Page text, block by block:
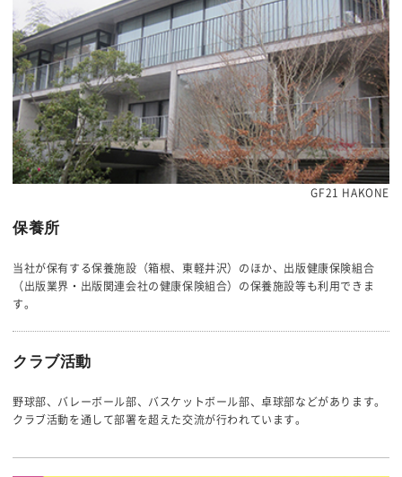
GF21 HAKONE
保養所
当社が保有する保養施設（箱根、東軽井沢）のほか、出版健康保険組合
（出版業界・出版関連会社の健康保険組合）の保養施設等も利用できま
す。
クラブ活動
野球部、バレーボール部、バスケットボール部、卓球部などがあります。
クラブ活動を通して部署を超えた交流が行われています。